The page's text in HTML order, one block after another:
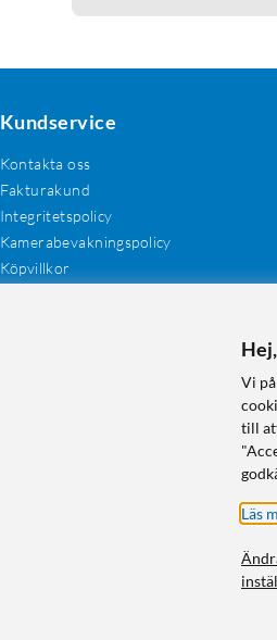
Kundservice
Kontakta oss
Fakturakund
Integritetspolicy
Kamerabevakningspolicy
Köpvillkor
Vi
till
Läs